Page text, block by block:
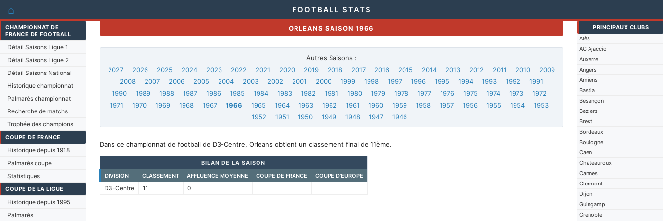
⌂ FOOTBALL STATS
CHAMPIONNAT DE
FRANCE DE FOOTBALL
Détail Saisons Ligue 1
Détail Saisons Ligue 2
Détail Saisons National
Historique championnat
Palmarès championnat
Recherche de matchs
Trophée des champions
COUPE DE FRANCE
Historique depuis 1918
Palmarès coupe
Statistiques
COUPE DE LA LIGUE
Historique depuis 1995
Palmarès
PRINCIPAUX CLUBS
Alès
AC Ajaccio
Auxerre
Angers
Amiens
Bastia
Besançon
Beziers
Brest
Bordeaux
Boulogne
Caen
Chateauroux
Cannes
Clermont
Dijon
Guingamp
Grenoble
ORLEANS SAISON 1966
Autres Saisons :
2027
2026 2025 2024 2023 2022 2021 2020 2019 2018 2017 2016 2015 2014 2013 2012 2011 2010
2009
2008
2007 2006 2005 2004 2003 2002 2001 2000 1999 1998 1997 1996 1995 1994 1993 1992
1991
1990
1989 1988 1987 1986 1985 1984 1983 1982 1981 1980 1979 1978 1977 1976 1975 1974 1973
1972
1971
1970 1969 1968 1967 1966 1965 1964 1963 1962 1961 1960 1959 1958 1957 1956 1955 1954
1953
1952
1951 1950 1949 1948 1947 1946
Dans ce championnat de football de D3-Centre, Orleans obtient un classement final de 11ème.
BILAN DE LA SAISON
DIVISION
CLASSEMENT AFFLUENCE MOYENNE COUPE DE FRANCE COUPE D'EUROPE
D3-Centre 11 0